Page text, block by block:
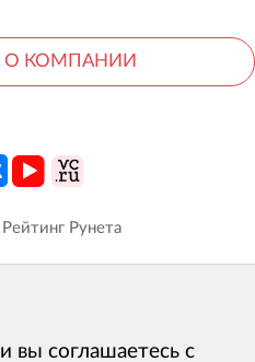
О КОМПАНИИ
Рейтинг Рунета
вы соглашаетесь с